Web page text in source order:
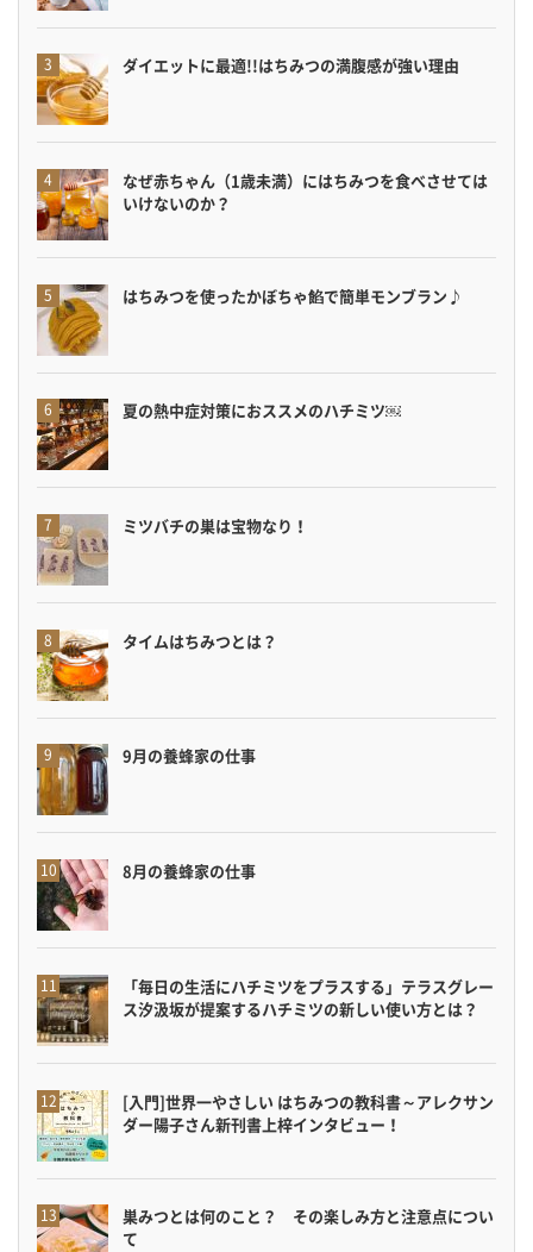
ダイエットに最適!!はちみつの満腹感が強い理由
なぜ赤ちゃん（1歳未満）にはちみつを食べさせては
いけないのか？
はちみつを使ったかぼちゃ餡で簡単モンブラン♪
夏の熱中症対策におススメのハチミツ￼
ミツバチの巣は宝物なり！
タイムはちみつとは？
9月の養蜂家の仕事
8月の養蜂家の仕事
「毎日の生活にハチミツをプラスする」テラスグレー
ス汐汲坂が提案するハチミツの新しい使い方とは？
[入門]世界一やさしい はちみつの教科書～アレクサン
ダー陽子さん新刊書上梓インタビュー！
巣みつとは何のこと？ その楽しみ方と注意点につい
て